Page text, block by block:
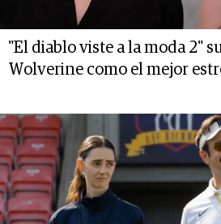
"El diablo viste a la moda 2"
Wolverine como el mejor